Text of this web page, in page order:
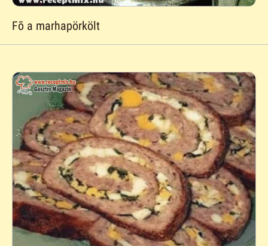
Fõ a marhapörkölt